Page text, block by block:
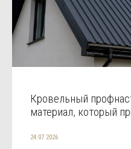
Кровельный
материал, который
24.07.2026